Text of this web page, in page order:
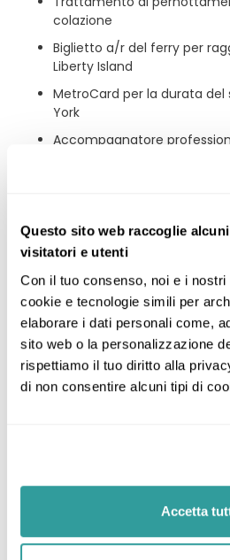
Questo sito web raccoglie
visitatori e utenti
Con il tuo consenso, noi e i
cookie e tecnologie simili per
elaborare i dati personali come,
sito web o la personalizzazione
rispettiamo il tuo diritto alla
di non consentire alcuni tipi di
Accetta
colazione
Biglietto a/r del ferry per
Liberty Island
MetroCard per la durata del
York
Accompagnatore
sanitaria/bagaglio,
interruzione viaggio
informativo all'atto della
Quota d’iscrizione (€ 79 a
Tasse aeroportuali e
di linea (€ 405 da Milano
€ 390 da Bologna, € 410 da
prezzo per persona
La quota non comprende: